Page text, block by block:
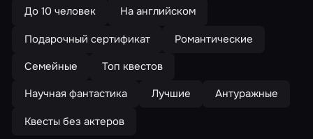
До 10 человек
На английском
Подарочный сертификат
Романтические
Семейные
Топ квестов
Научная фантастика
Лучшие
Антуражные
Квесты без актеров